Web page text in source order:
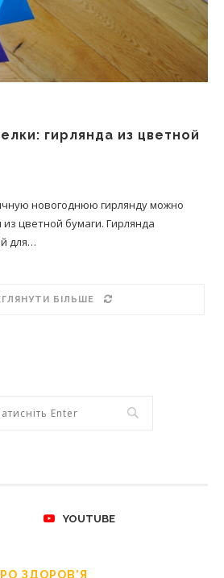
гирлянда из цветной
новогоднюю гирлянду можно
цветной бумаги. Гирлянда
для…
БІЛЬШЕ
YOUTUBE
ЗДОРОВ’Я